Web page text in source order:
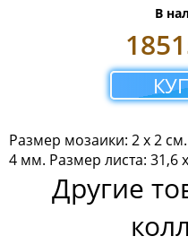
Бордюры
Обои
Растяжки
Смеси
Раковины NS
В
Размер мозаики: 2 x 2
4 мм. Размер листа: 31,6
Другие